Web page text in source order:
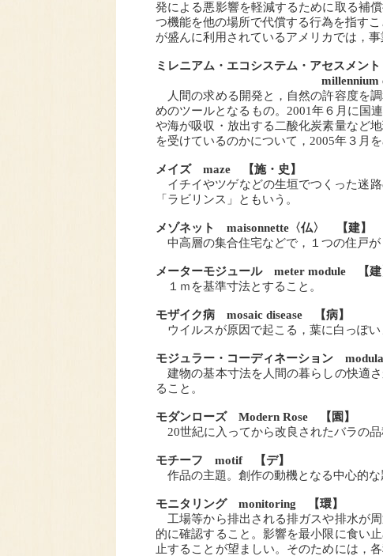
発による悪影響を軽減するために取る補
つ機能を他の場所で代償する行為を指す
が盛んに利用されているアメリカでは，
ミレニアム・エコシステム・アセスメント
millennium ecosystem
人間の求める開発と，自然の許容度を
めのツールとなるもの。2001年６月に国
や海が吸収・放出する二酸化炭素量など
を受けているのかについて，2005年３月
メイズ maze 【施・史】
イチイやツゲなどの生垣でつくった迷路
「ラビリンス」ともいう。
メゾネット maisonnette〈仏〉 【建】
中高層の集合住宅などで，１つの住戸が
メーターモジュール meter module 【建
１ｍを基準寸法とすること。
モザイク病 mosaic disease 【病】
ウイルスが原因で起こる，葉に白っぽい
モジュラー・コーディネーション
建物の基本寸法を人間の暮らしの快適
ること。
モダンローズ Modern Rose 【園】
20世紀に入ってから改良されたバラの品
モチーフ motif 【デ】
作品の主題。創作の動機となる中心的な
モニタリング monitoring 【環】
工場等から排出される排ガスや排水が
的に確認すること。影響を最小限に食い
止することが望ましい。そのためには，